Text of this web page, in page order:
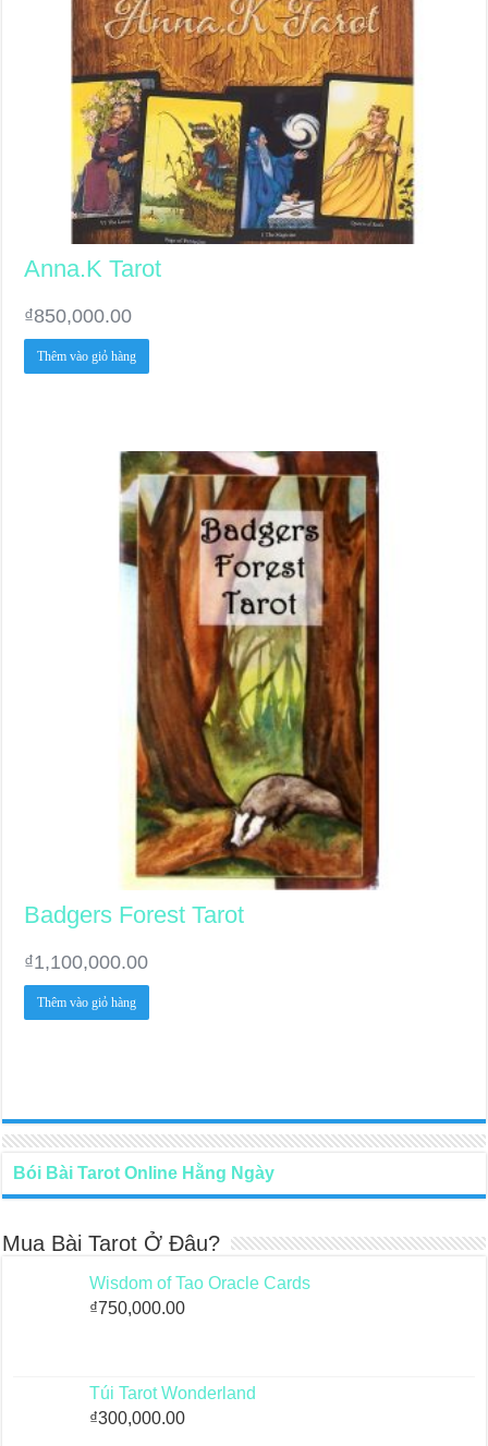
Anna.K Tarot
₫850,000.00
Thêm vào giỏ hàng
Badgers Forest Tarot
₫1,100,000.00
Thêm vào giỏ hàng
Bói Bài Tarot Online Hằng Ngày
Mua Bài Tarot Ở Đâu?
Wisdom of Tao Oracle Cards
₫750,000.00
Túi Tarot Wonderland
₫300,000.00